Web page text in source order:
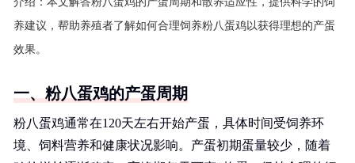
养建议，帮助养殖者了解如何合理饲养粉八蛋鸡以获得理想的产蛋
效果。
一、粉八蛋鸡的产蛋周期
粉八蛋鸡通常在120天左右开始产蛋，具体时间受饲养环
境、饲料营养和健康状况影响。产蛋初期蛋量较少，随着